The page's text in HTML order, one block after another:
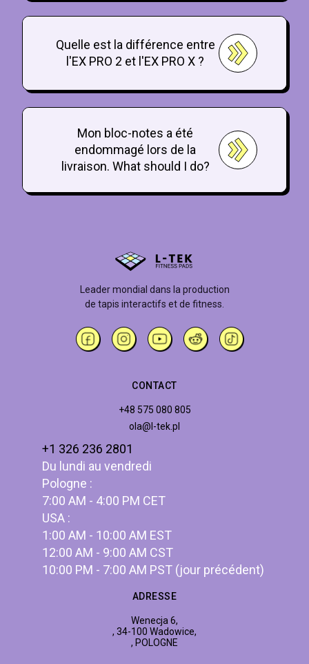
Quelle est la différence entre
l'EX PRO 2 et l'EX PRO X ?
Mon bloc-notes a été
endommagé lors de la
livraison. What should I do?
Leader mondial dans la production
de tapis interactifs et de fitness.
CONTACT
+48 575 080 805
ola@l-tek.pl
+1 326 236 2801
Du lundi au vendredi
Pologne :
7:00 AM - 4:00 PM CET
USA :
1:00 AM - 10:00 AM EST
12:00 AM - 9:00 AM CST
10:00 PM - 7:00 AM PST (jour précédent)
ADRESSE
Wenecja 6,
, 34-100 Wadowice,
, POLOGNE